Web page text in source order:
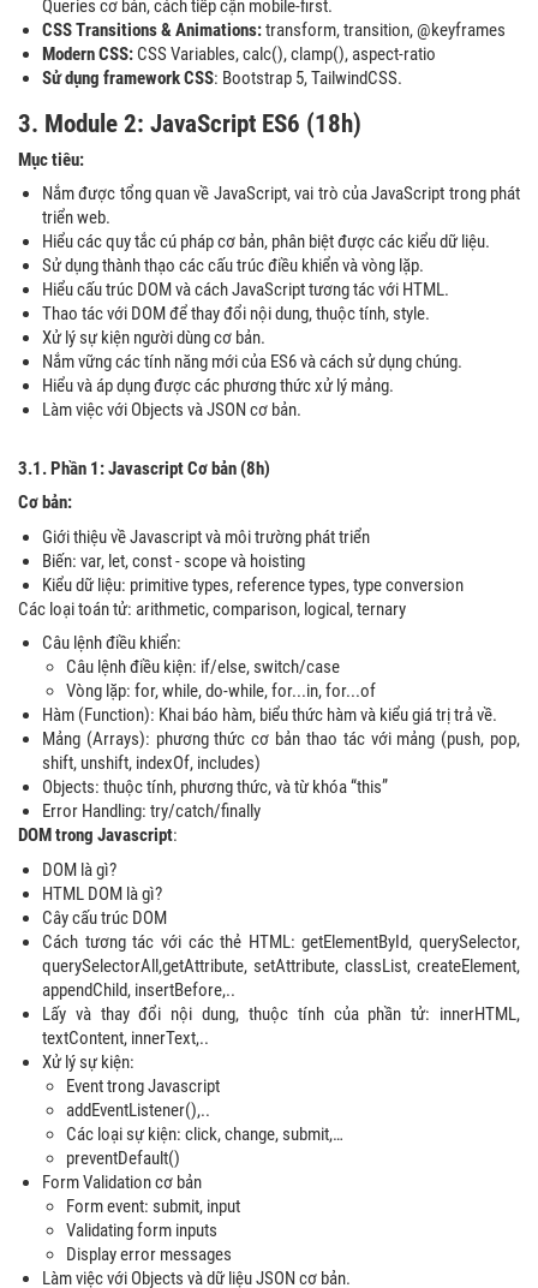
Queries cơ bản, cách tiếp cận mobile-first.
CSS Transitions & Animations:transform, transition, @keyframes
Modern CSS: CSS Variables, calc(), clamp(), aspect-ratio
Sử dụng framework CSS: Bootstrap 5, TailwindCSS.
3. Module 2: JavaScript ES6 (18h)
Mục tiêu:
Nắm được tổng quan về JavaScript, vai trò của JavaScript trong phát
triển web.
Hiểu các quy tắc cú pháp cơ bản, phân biệt được các kiểu dữ liệu.
Sử dụng thành thạo các cấu trúc điều khiển và vòng lặp.
Hiểu cấu trúc DOM và cách JavaScript tương tác với HTML.
Thao tác với DOM để thay đổi nội dung, thuộc tính, style.
Xử lý sự kiện người dùng cơ bản.
Nắm vững các tính năng mới của ES6 và cách sử dụng chúng.
Hiểu và áp dụng được các phương thức xử lý mảng.
Làm việc với Objects và JSON cơ bản.
3.1. Phần 1: Javascript Cơ bản (8h)
Cơ bản:
Giới thiệu về Javascript và môi trường phát triển
Biến: var, let, const - scope và hoisting
Kiểu dữ liệu: primitive types, reference types, type conversion
Các loại toán tử: arithmetic, comparison, logical, ternary
Câu lệnh điều khiển:
Câu lệnh điều kiện: if/else, switch/case
Vòng lặp: for, while, do-while, for...in, for...of
Hàm (Function): Khai báo hàm, biểu thức hàm và kiểu giá trị trả về.
Mảng (Arrays): phương thức cơ bản thao tác với mảng (push, pop,
shift, unshift, indexOf, includes)
Objects: thuộc tính, phương thức, và từ khóa “this”
Error Handling: try/catch/finally
DOM trong Javascript:
DOM là gì?
HTML DOM là gì?
Cây cấu trúc DOM
Cách tương tác với các thẻ HTML: getElementById, querySelector,
querySelectorAll,getAttribute, setAttribute, classList, createElement,
appendChild, insertBefore,..
Lấy và thay đổi nội dung, thuộc tính của phần tử: innerHTML,
textContent, innerText,..
Xử lý sự kiện:
Event trong Javascript
addEventListener(),..
Các loại sự kiện: click, change, submit,…
preventDefault()
Form Validation cơ bản
Form event: submit, input
Validating form inputs
Display error messages
Làm việc với Objects và dữ liệu JSON cơ bản.